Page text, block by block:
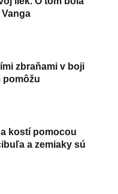
zbraňami v boji
pomôžu
kostí pomocou
a zemiaky sú